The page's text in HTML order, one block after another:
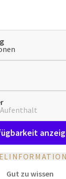
Aufenthalt
Gut zu wissen